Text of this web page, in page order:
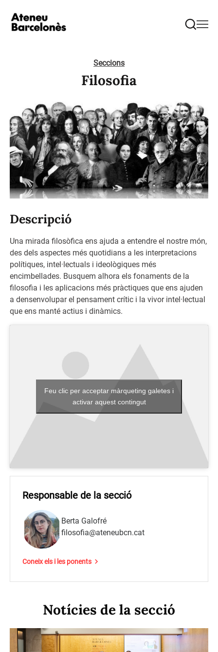
Seccions
Filosofia
Descripció
Una mirada filosòfica ens ajuda a entendre el nostre món,
des dels aspectes més quotidians a les interpretacions
polítiques, intel·lectuals i ideològiques més
encimbellades. Busquem alhora els fonaments de la
filosofia i les aplicacions més pràctiques que ens ajuden
a densenvolupar el pensament crític i la vivor intel·lectual
que ens manté actius i dinàmics.
Feu clic per acceptar màrqueting galetes i
activar aquest contingut
Responsable de la secció
Berta Galofré
filosofia@ateneubcn.cat
Coneix els i les ponents
Notícies de la secció